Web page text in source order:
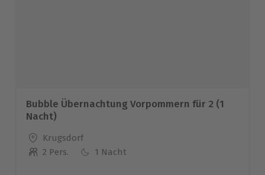
Bubble Übernachtung Vorpommern für 2 (1
Nacht)
Standort
Krugsdorf
Anzahl der Teilnehmer
2 Pers. 1 Nacht